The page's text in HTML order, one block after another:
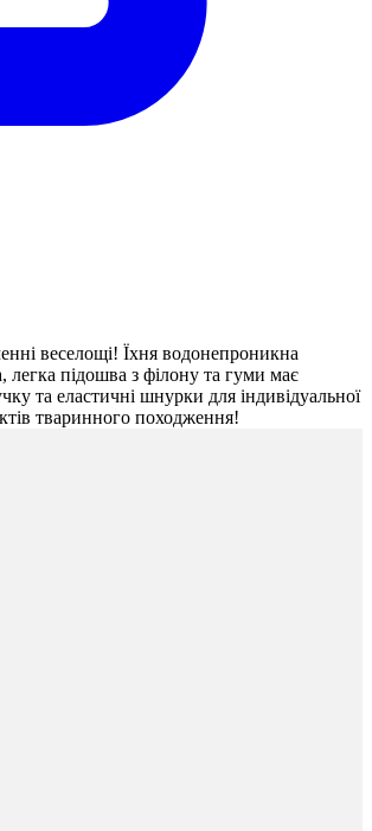
веселощі! Їхня водонепроникна
підошва з філону та гуми має
та еластичні шнурки для індивідуальної
тваринного походження!